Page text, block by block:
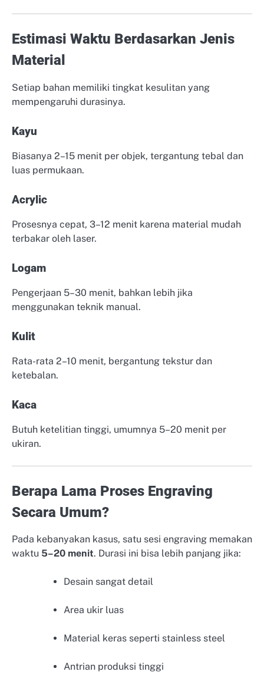
Estimasi Waktu Berdasarkan Jenis
Material
Setiap bahan memiliki tingkat kesulitan yang
mempengaruhi durasinya.
Kayu
Biasanya 2–15 menit per objek, tergantung tebal dan
luas permukaan.
Acrylic
Prosesnya cepat, 3–12 menit karena material mudah
terbakar oleh laser.
Logam
Pengerjaan 5–30 menit, bahkan lebih jika
menggunakan teknik manual.
Kulit
Rata-rata 2–10 menit, bergantung tekstur dan
ketebalan.
Kaca
Butuh ketelitian tinggi, umumnya 5–20 menit per
ukiran.
Berapa Lama Proses Engraving
Secara Umum?
Pada kebanyakan kasus, satu sesi engraving memakan
waktu 5–20 menit. Durasi ini bisa lebih panjang jika:
Desain sangat detail
Area ukir luas
Material keras seperti stainless steel
Antrian produksi tinggi